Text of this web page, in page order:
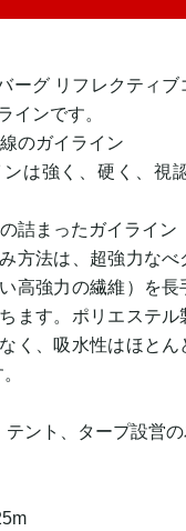
ーグ リフレクティ
インです。
のガイライン
ンは強く、硬く、視
詰まったガイライン
方法は、超強力な
高強力の繊維）を
ます。ポリエステ
く、吸水性はほと
ント、タープ設営の